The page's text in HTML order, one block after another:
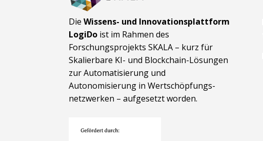
DieWissens- und Innovationsplattform
LogiDo ist im Rahmen des
Forschungsprojekts SKALA – kurz für
Skalierbare KI- und Block­chain-Lösungen
zur Automatisierung und
Autonomisierung in Wert­schöpfungs­
netzwerken – aufgesetzt worden.